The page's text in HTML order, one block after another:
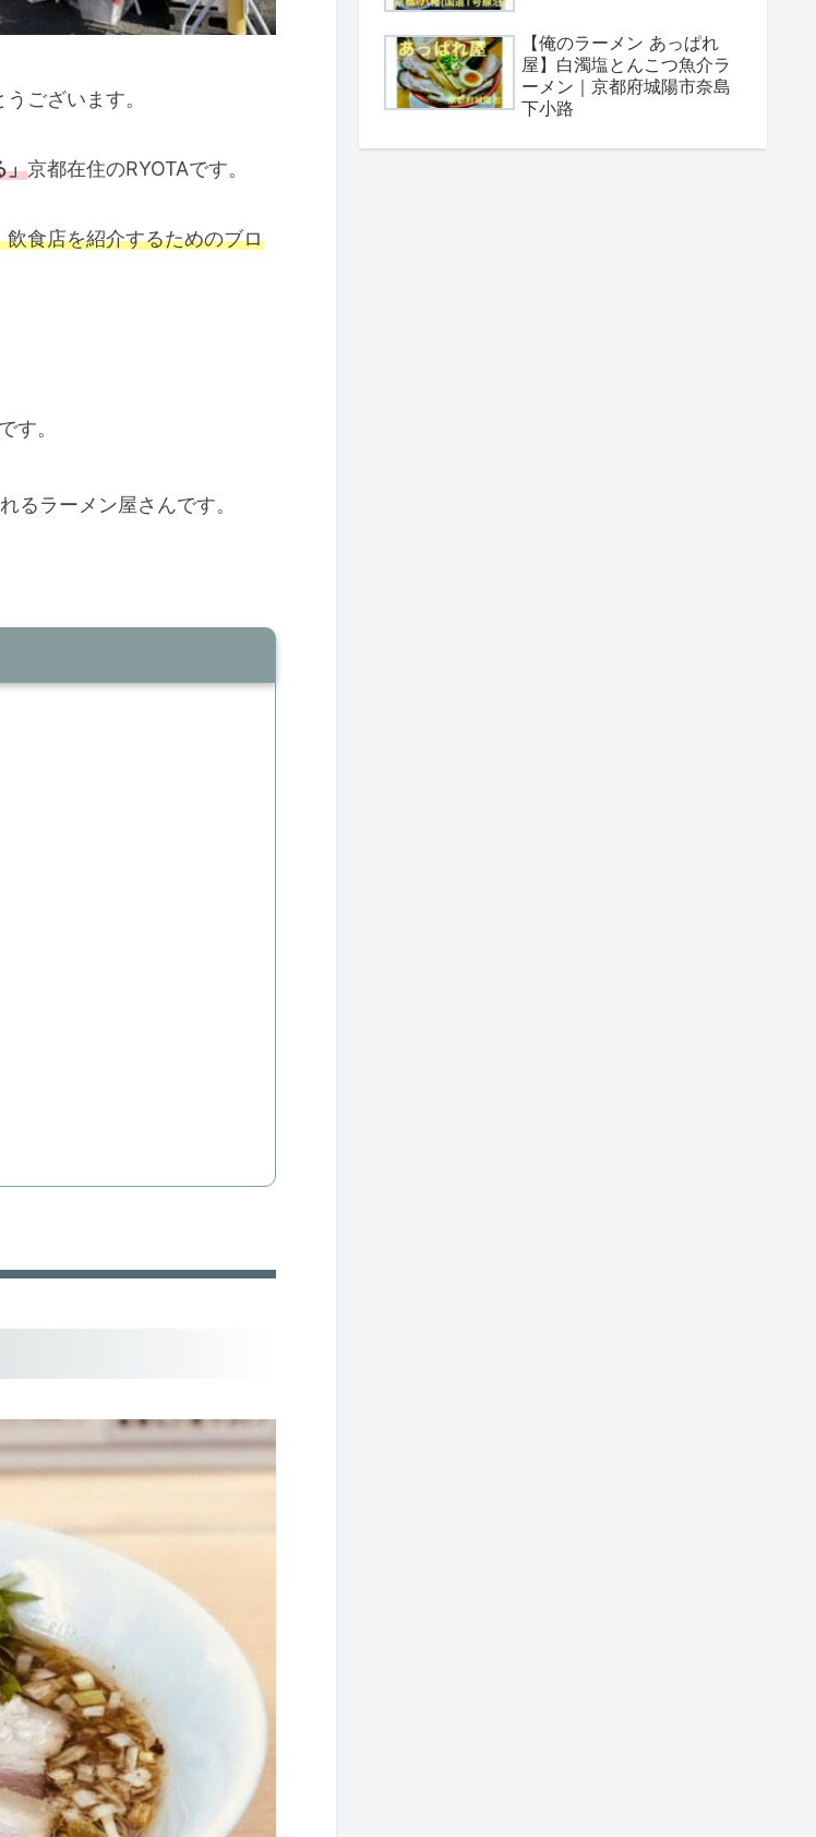
ございます。
」京都在住のRYOTAです。
食店を紹介するためのブロ
す。
るラーメン屋さんです。
【俺のラーメン あっぱれ
屋】白濁塩とんこつ魚介ラ
ーメン｜京都府城陽市奈島
下小路